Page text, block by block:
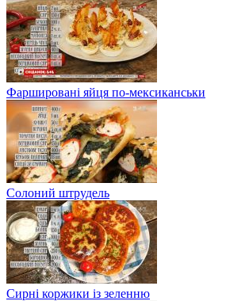
Фаршировані яйця по-мексиканськи
Солоний штрудель
Сирні коржики із зеленню